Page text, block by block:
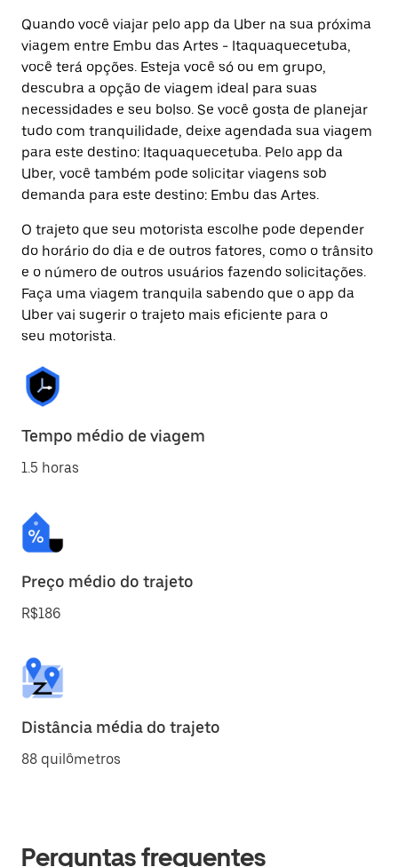
Quando você viajar pelo app da Uber na sua próxima
viagem entre Embu das Artes - Itaquaquecetuba,
você terá opções. Esteja você só ou em grupo,
descubra a opção de viagem ideal para suas
necessidades e seu bolso. Se você gosta de planejar
tudo com tranquilidade, deixe agendada sua viagem
para este destino: Itaquaquecetuba. Pelo app da
Uber, você também pode solicitar viagens sob
demanda para este destino: Embu das Artes.
O trajeto que seu motorista escolhe pode depender
do horário do dia e de outros fatores, como o trânsito
e o número de outros usuários fazendo solicitações.
Faça uma viagem tranquila sabendo que o app da
Uber vai sugerir o trajeto mais eficiente para o
seu motorista.
Tempo médio de viagem
1.5 horas
Preço médio do trajeto
R$186
Distância média do trajeto
88 quilômetros
Perguntas frequentes